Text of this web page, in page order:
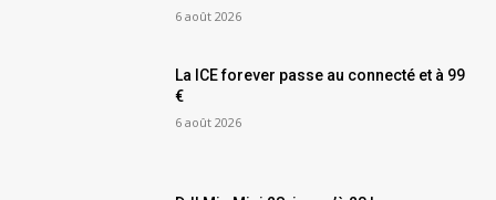
6 août 2026
La ICE forever passe au connecté et à 99
€
6 août 2026